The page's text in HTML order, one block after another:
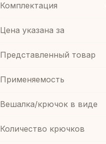
Комплектация
Цена указана за
Представленный товар
Применяемость
Вешалка/крючок в виде
Количество крючков